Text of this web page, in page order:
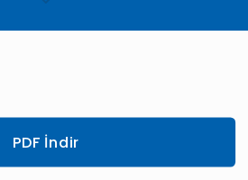
PDF İndir